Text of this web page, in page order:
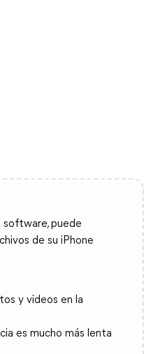
software, puede
de su iPhone
y videos en la
es mucho más lenta